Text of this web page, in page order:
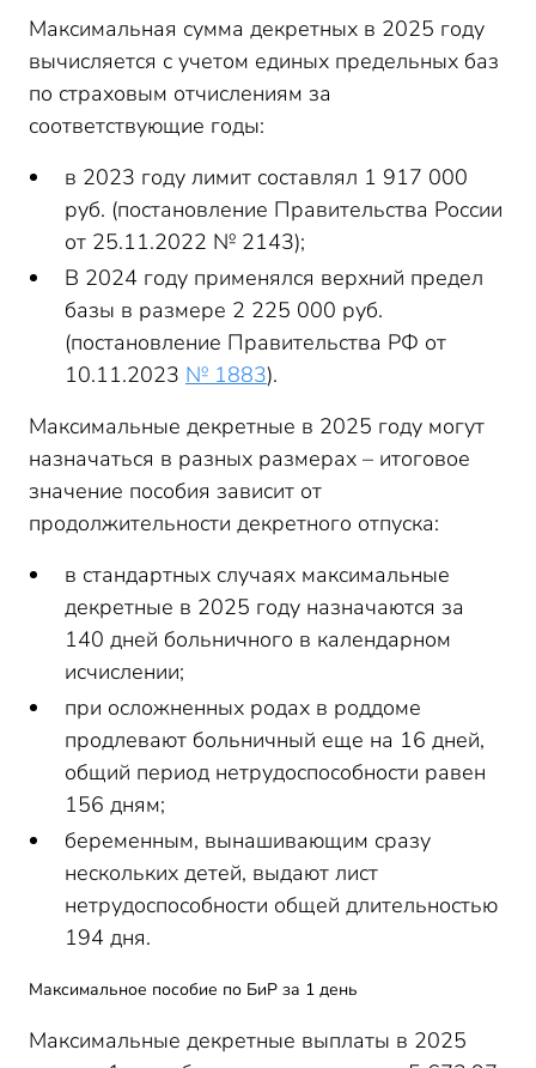
Максимальная сумма декретных в 2025 году
вычисляется с учетом единых предельных баз
по страховым отчислениям за
соответствующие годы:
в 2023 году лимит составлял 1 917 000
руб. (постановление Правительства России
от 25.11.2022 № 2143);
В 2024 году применялся верхний предел
базы в размере 2 225 000 руб.
(постановление Правительства РФ от
10.11.2023 № 1883).
Максимальные декретные в 2025 году могут
назначаться в разных размерах – итоговое
значение пособия зависит от
продолжительности декретного отпуска:
в стандартных случаях максимальные
декретные в 2025 году назначаются за
140 дней больничного в календарном
исчислении;
при осложненных родах в роддоме
продлевают больничный еще на 16 дней,
общий период нетрудоспособности равен
156 дням;
беременным, вынашивающим сразу
нескольких детей, выдают лист
нетрудоспособности общей длительностью
194 дня.
Максимальное пособие по БиР за 1 день
Максимальные декретные выплаты в 2025